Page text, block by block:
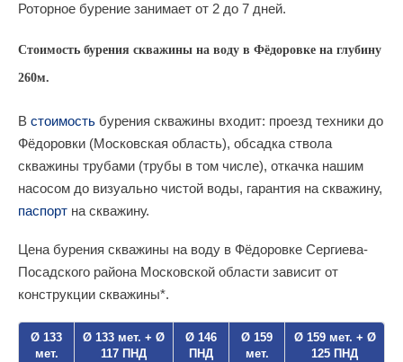
Роторное бурение занимает от 2 до 7 дней.
Стоимость бурения скважины на воду в Фёдоровке на глубину
260м.
В стоимость бурения скважины входит: проезд техники до
Фёдоровки (Московская область), обсадка ствола
скважины трубами (трубы в том числе), откачка нашим
насосом до визуально чистой воды, гарантия на скважину,
паспорт на скважину.
Цена бурения скважины на воду в Фёдоровке Сергиева-
Посадского района Московской области зависит от
конструкции скважины*.
Ø 133
мет.
Ø 133 мет. + Ø
117 ПНД
Ø 146
ПНД
Ø 159
мет.
Ø 159 мет. + Ø
125 ПНД